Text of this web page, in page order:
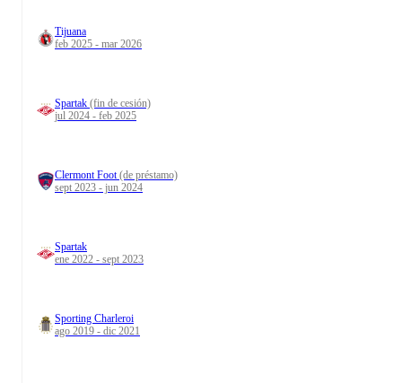
Tijuana
feb 2025 - mar 2026
Spartak (fin de cesión)
jul 2024 - feb 2025
Clermont Foot(de préstamo)
sept 2023 - jun 2024
Spartak
ene 2022 - sept 2023
Sporting Charleroi
ago 2019 - dic 2021